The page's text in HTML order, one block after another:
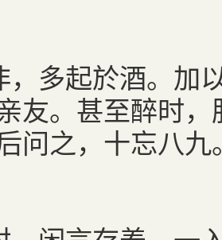
，多起於酒。加
友。甚至醉时
问之，十忘八